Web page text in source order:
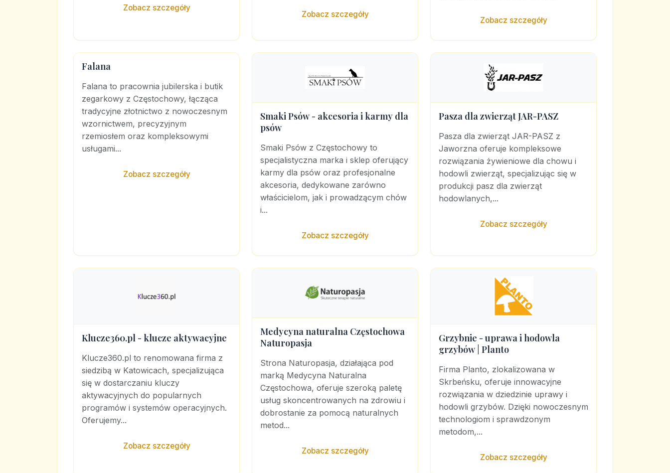
Zobacz szczegóły
Zobacz szczegóły
Zobacz szczegóły
Falana
Falana to pracownia jubilerska i butik
zegarkowy z Częstochowy, łącząca
tradycyjne złotnictwo z nowoczesnym
wzornictwem, precyzyjnym
rzemiosłem oraz kompleksowymi
usługami...
Zobacz szczegóły
Smaki Psów - akcesoria i karmy dla
psów
Smaki Psów z Częstochowy to
specjalistyczna marka i sklep oferujący
karmy dla psów oraz profesjonalne
akcesoria, dedykowane zarówno
właścicielom, jak i prowadzącym chów
i...
Zobacz szczegóły
Pasza dla zwierząt JAR-PASZ
Pasza dla zwierząt JAR-PASZ z
Jaworzna oferuje kompleksowe
rozwiązania żywieniowe dla chowu i
hodowli zwierząt, specjalizując się w
produkcji pasz dla zwierząt
hodowlanych,...
Zobacz szczegóły
Klucze360.pl - klucze aktywacyjne
Klucze360.pl to renomowana firma z
siedzibą w Katowicach, specjalizująca
się w dostarczaniu kluczy
aktywacyjnych do popularnych
programów i systemów operacyjnych.
Oferujemy...
Zobacz szczegóły
Medycyna naturalna Częstochowa
Naturopasja
Strona Naturopasja, działająca pod
marką Medycyna Naturalna
Częstochowa, oferuje szeroką paletę
usług skoncentrowanych na zdrowiu i
dobrostanie za pomocą naturalnych
metod...
Zobacz szczegóły
Grzybnie - uprawa i hodowla
grzybów | Planto
Firma Planto, zlokalizowana w
Skrbeńsku, oferuje innowacyjne
rozwiązania w dziedzinie uprawy i
hodowli grzybów. Dzięki nowoczesnym
technologiom i sprawdzonym
metodom,...
Zobacz szczegóły